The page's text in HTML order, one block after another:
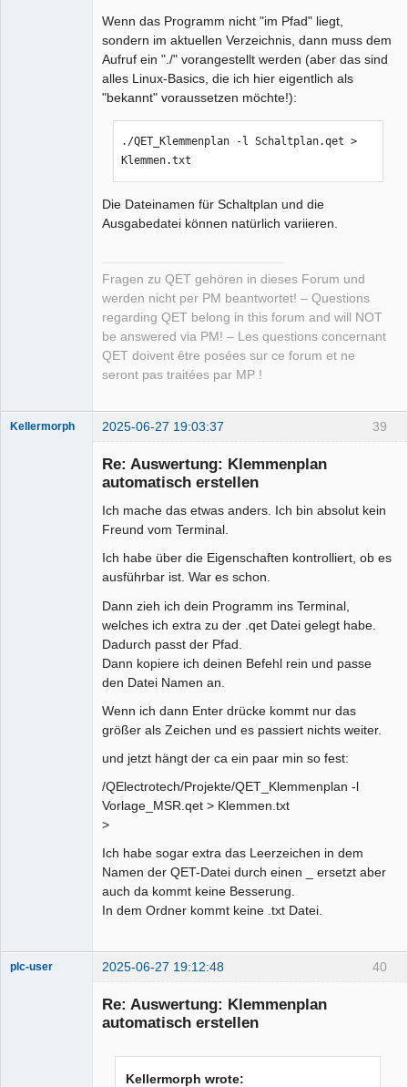
Wenn das Programm nicht "im Pfad" liegt,
sondern im aktuellen Verzeichnis, dann muss dem
Aufruf ein "./" vorangestellt werden (aber das sind
alles Linux-Basics, die ich hier eigentlich als
"bekannt" voraussetzen möchte!):
./QET_Klemmenplan -l Schaltplan.qet >
Klemmen.txt
Die Dateinamen für Schaltplan und die
Ausgabedatei können natürlich variieren.
Fragen zu QET gehören in dieses Forum und
werden nicht per PM beantwortet! – Questions
regarding QET belong in this forum and will NOT
be answered via PM! – Les questions concernant
QET doivent être posées sur ce forum et ne
seront pas traitées par MP !
39
Kellermorph 2025-06-27 19:03:37
Re: Auswertung: Klemmenplan
automatisch erstellen
Ich mache das etwas anders. Ich bin absolut kein
Freund vom Terminal.
Ich habe über die Eigenschaften kontrolliert, ob es
ausführbar ist. War es schon.
Dann zieh ich dein Programm ins Terminal,
welches ich extra zu der .qet Datei gelegt habe.
Dadurch passt der Pfad.
Dann kopiere ich deinen Befehl rein und passe
den Datei Namen an.
Wenn ich dann Enter drücke kommt nur das
größer als Zeichen und es passiert nichts weiter.
und jetzt hängt der ca ein paar min so fest:
/QElectrotech/Projekte/QET_Klemmenplan -l
Vorlage_MSR.qet > Klemmen.txt
>
Ich habe sogar extra das Leerzeichen in dem
Namen der QET-Datei durch einen _ ersetzt aber
auch da kommt keine Besserung.
In dem Ordner kommt keine .txt Datei.
40
plc-user 2025-06-27 19:12:48
Re: Auswertung: Klemmenplan
automatisch erstellen
Kellermorph wrote: